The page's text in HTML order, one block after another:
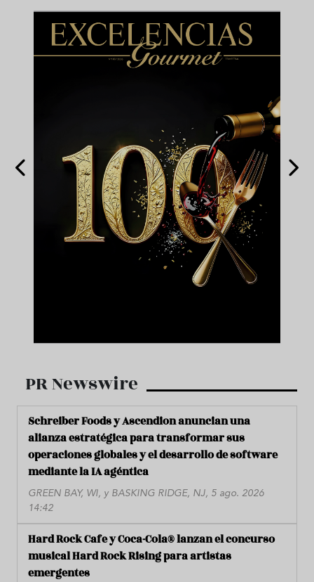
PR Newswire
Schreiber Foods y Ascendion anuncian una
alianza estratégica para transformar sus
operaciones globales y el desarrollo de software
mediante la IA agéntica
GREEN BAY, WI, y BASKING RIDGE, NJ, 5 ago. 2026
14:42
Hard Rock Cafe y Coca-Cola® lanzan el concurso
musical Hard Rock Rising para artistas
emergentes